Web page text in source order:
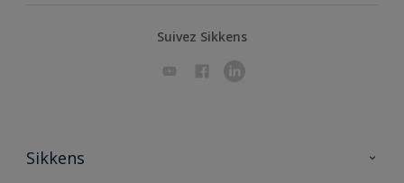
Suivez Sikkens
Sikkens